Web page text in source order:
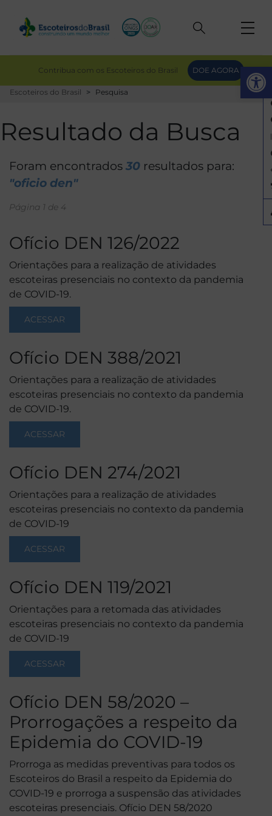
Contribua com os Escoteiros do Brasil DOE AGORA
Escoteiros do Brasil Pesquisa
Resultado da Busca
Foram encontrados 30 resultados para:
"oficio den"
Página 1 de 4
Ofício DEN 126/2022
Orientações para a realização de atividades
escoteiras presenciais no contexto da pandemia
de COVID-19.
ACESSAR
Ofício DEN 388/2021
Orientações para a realização de atividades
escoteiras presenciais no contexto da pandemia
de COVID-19.
ACESSAR
Ofício DEN 274/2021
Orientações para a realização de atividades
escoteiras presenciais no contexto da pandemia
de COVID-19
ACESSAR
Ofício DEN 119/2021
Orientações para a retomada das atividades
escoteiras presenciais no contexto da pandemia
de COVID-19
ACESSAR
Ofício DEN 58/2020 –
Prorrogações a respeito da
Epidemia do COVID-19
Prorroga as medidas preventivas para todos os
Escoteiros do Brasil a respeito da Epidemia do
COVID-19 e prorroga a suspensão das atividades
escoteiras presenciais. Ofício DEN 58/2020